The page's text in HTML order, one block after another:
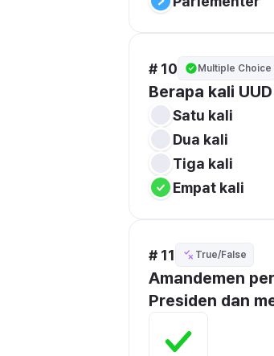
# 10 Multiple Choice
Berapa kali
Satu kali
Dua kali
Tiga kali
Empat kali
# 11 True/False
Amandemen
Presiden dan